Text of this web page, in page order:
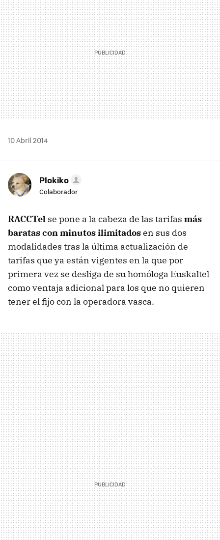
10 Abril 2014
Plokiko
Colaborador
RACCTel se pone a la cabeza de las tarifas más
baratas con minutos ilimitadosen sus dos
modalidades tras la última actualización de
tarifas que ya están vigentes en la que por
primera vez se desliga de su homóloga Euskaltel
como ventaja adicional para los que no quieren
tener el fijo con la operadora vasca.